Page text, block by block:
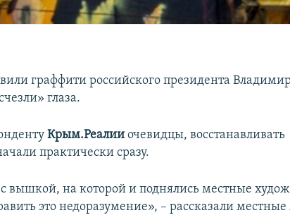
граффити российского президента
глаза.
Крым.Реалииочевидцы, восстанавливать
практически сразу.
вышкой, на которой и поднялись местные
это недоразумение», – рассказали